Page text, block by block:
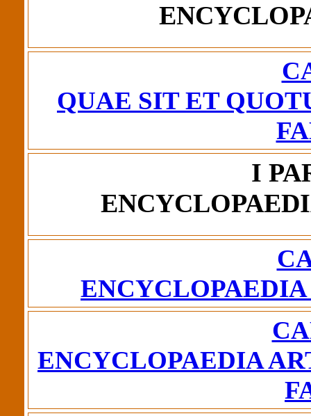
QUAE SIT ET
I
ENCYCLOPAEDIA